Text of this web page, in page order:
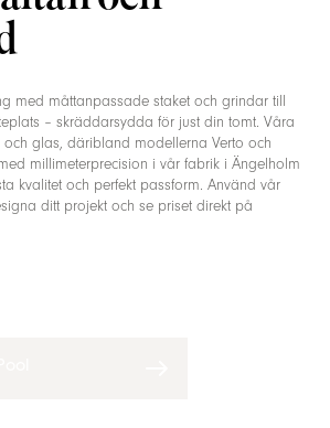
med måttanpassade staket och grindar till
– skräddarsydda för just din tomt. Våra
glas, däribland modellerna Verto och
millimeterprecision i vår fabrik i Ängelholm
kvalitet och perfekt passform. Använd vår
ditt projekt och se priset direkt på